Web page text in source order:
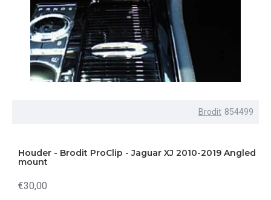
Brodit 854499
Houder - Brodit ProClip - Jaguar XJ 2010-2019 Angled
mount
€30,00